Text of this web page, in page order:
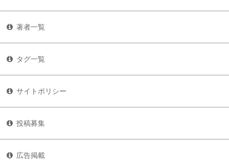
著者一覧
タグ一覧
サイトポリシー
投稿募集
広告掲載